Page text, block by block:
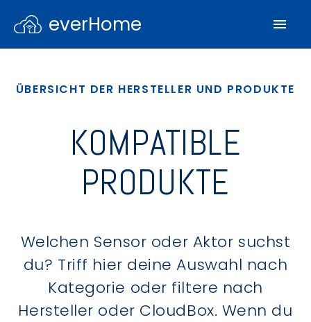
everHome
ÜBERSICHT DER HERSTELLER UND PRODUKTE
KOMPATIBLE
PRODUKTE
Welchen Sensor oder Aktor suchst
du? Triff hier deine Auswahl nach
Kategorie oder filtere nach
Hersteller oder CloudBox. Wenn du